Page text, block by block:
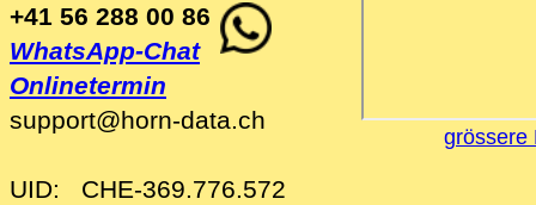
+41 56 288 00 86
WhatsApp-Chat
Onlinetermin
support@horn-data.ch
UID: CHE-369.776.572
grössere